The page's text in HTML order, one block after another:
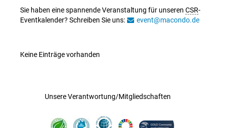
Sie haben eine spannende Veranstaltung für unseren CSR-
Eventkalender? Schreiben Sie uns:
event@macondo.de
Keine Einträge vorhanden
Unsere Verantwortung/Mitgliedschaften